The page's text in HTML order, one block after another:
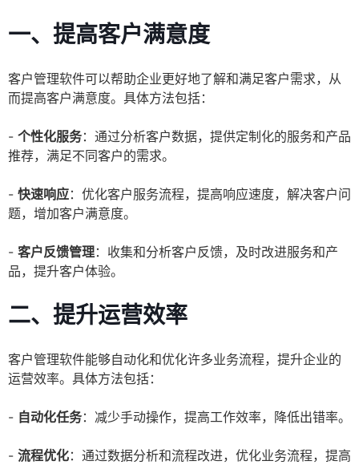
一、提高客户满意度
客户管理软件可以帮助企业更好地了解和满足客户需求，从
而提高客户满意度。具体方法包括：
- 个性化服务：通过分析客户数据，提供定制化的服务和产品
推荐，满足不同客户的需求。
- 快速响应：优化客户服务流程，提高响应速度，解决客户问
题，增加客户满意度。
- 客户反馈管理：收集和分析客户反馈，及时改进服务和产
品，提升客户体验。
二、提升运营效率
客户管理软件能够自动化和优化许多业务流程，提升企业的
运营效率。具体方法包括：
- 自动化任务：减少手动操作，提高工作效率，降低出错率。
- 流程优化：通过数据分析和流程改进，优化业务流程，提高